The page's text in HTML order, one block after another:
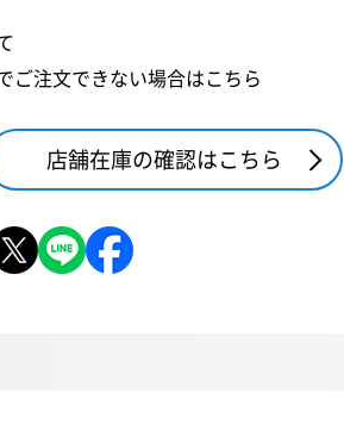
ご注文できない場合はこちら
店舗在庫の確認はこちら